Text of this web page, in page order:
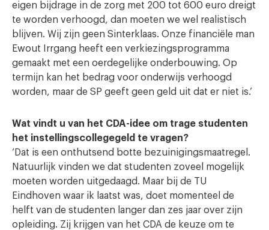
eigen bijdrage in de zorg met 200 tot 600 euro dreigt
te worden verhoogd, dan moeten we wel realistisch
blijven. Wij zijn geen Sinterklaas. Onze financiële man
Ewout Irrgang heeft een verkiezingsprogramma
gemaakt met een oerdegelijke onderbouwing. Op
termijn kan het bedrag voor onderwijs verhoogd
worden, maar de SP geeft geen geld uit dat er niet is.’
Wat vindt u van het CDA-idee om trage studenten
het instellingscollegegeld te vragen?
‘Dat is een onthutsend botte bezuinigingsmaatregel.
Natuurlijk vinden we dat studenten zoveel mogelijk
moeten worden uitgedaagd. Maar bij de TU
Eindhoven waar ik laatst was, doet momenteel de
helft van de studenten langer dan zes jaar over zijn
opleiding. Zij krijgen van het CDA de keuze om te